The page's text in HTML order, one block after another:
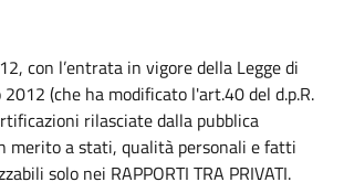
con l’entrata in vigore della Legge di
(che ha modificato l'art.40 del d.p.R.
rilasciate dalla pubblica
merito a stati, qualità personali e fatti
solo nei RAPPORTI TRA PRIVATI.